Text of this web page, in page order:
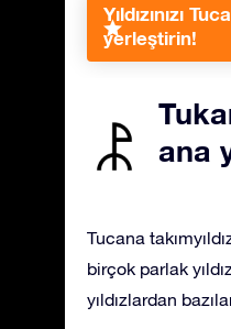
Yıldızınızı
yerleştirin!
ana
Tucana
birçok parlak
yıldızlardan